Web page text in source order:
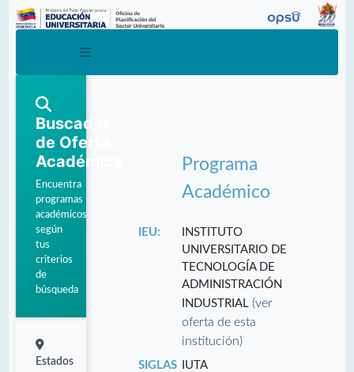
Buscador
de Oferta
Académica
Encuentra
programas
académicos
según
tus
criterios
de
búsqueda
Estados
Programa
Académico
IEU:
INSTITUTO
UNIVERSITARIO DE
TECNOLOGÍA DE
ADMINISTRACIÓN
INDUSTRIAL(ver
oferta de esta
institución)
SIGLAS
IUTA